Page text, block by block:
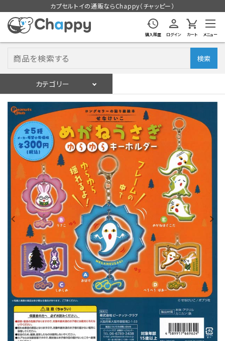
カプセルトイの通販ならChappy（チャッピー）
購入履歴 ログイン カート メニュー
検索
カテゴリー
ログイン 会員登録
入荷スケジュールをチェック
カプセルトイマシン本体
カプセルトイ
販促用空カプセル
レンタル
景品・玩具・文具
販促用カプセルトイ